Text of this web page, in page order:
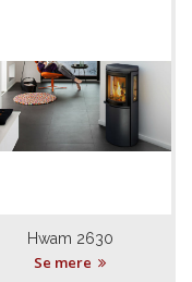
Hwam 2630
Se mere